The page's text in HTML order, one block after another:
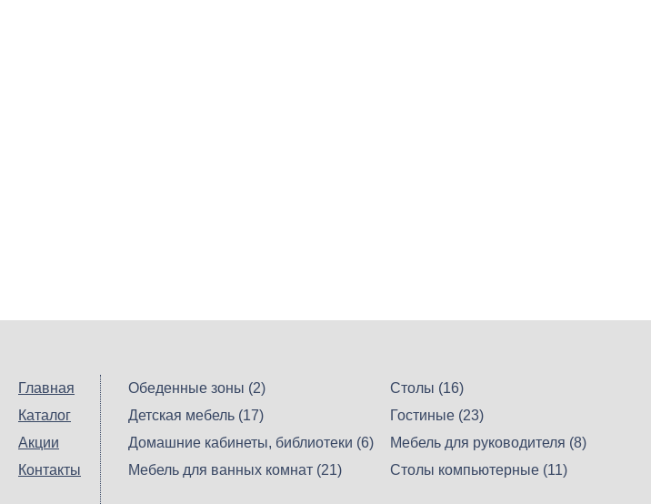
Главная
Каталог
Акции
Контакты
Обеденные зоны (2) Столы (16)
Детская мебель (17)
Гостиные (23)
Домашние кабинеты, библиотеки (6)
Мебель для руководителя (8)
Мебель для ванных комнат (21)
Столы компьютерные (11)